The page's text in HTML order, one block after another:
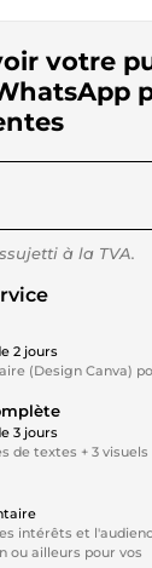
votre
17,34 $US
à la TVA.
2 jours
(Design Canva)
3 jours
de textes + 3 visuels
intérêts et
ou ailleurs pour vos